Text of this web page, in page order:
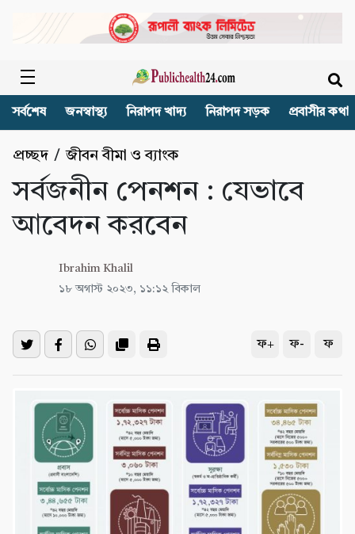
সর্বশেষ জনস্বাস্থ্য নিরাপদ খাদ্য নিরাপদ সড়ক প্রবাসীর কথা
প্রচ্ছদ /জীবন বীমা ও ব্যাংক
সর্বজনীন পেনশন : যেভাবে
আবেদন করবেন
Ibrahim Khalil
১৮ অগাস্ট ২০২৩, ১১:১২ বিকাল
ফ+ ফ- ফ